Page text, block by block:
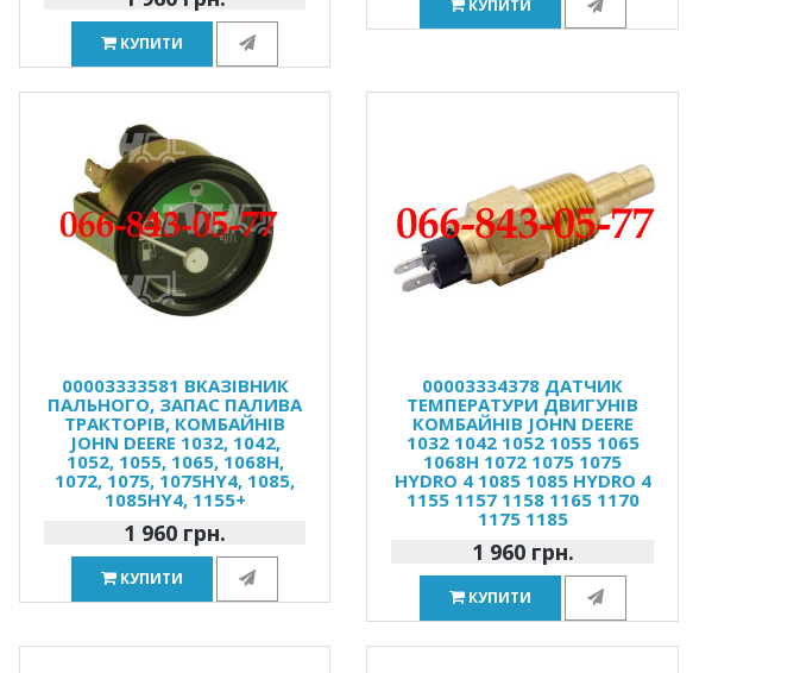
КУПИТИ
КУПИТИ
00003333581 ВКАЗІВНИК
ПАЛЬНОГО, ЗАПАС ПАЛИВА
ТРАКТОРІВ, КОМБАЙНІВ
JOHN DEERE 1032, 1042,
1052, 1055, 1065, 1068H,
1072, 1075, 1075HY4, 1085,
1085HY4, 1155+
1 960 грн.
КУПИТИ
00003334378 ДАТЧИК
ТЕМПЕРАТУРИ ДВИГУНІВ
КОМБАЙНІВ JOHN DEERE
1032 1042 1052 1055 1065
1068H 1072 1075 1075
HYDRO 4 1085 1085 HYDRO 4
1155 1157 1158 1165 1170
1175 1185
1 960 грн.
КУПИТИ